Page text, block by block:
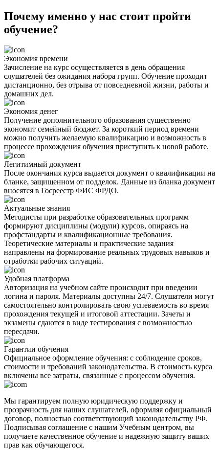
Почему именно у нас стоит пройти
обучение?
Экономия времени
Зачисление на курс осуществляется в день обращения
слушателей без ожидания набора групп. Обучение проходит
дистанционно, без отрыва от повседневной жизни, работы и
домашних дел.
Экономия денег
Получение дополнительного образования существенно
экономит семейный бюджет. За короткий период времени
можно получить желаемую квалификацию и возможность в
процессе прохождения обучения приступить к новой работе.
Легитимный документ
После окончания курса выдается документ о квалификации на
бланке, защищенном от подделок. Данные из бланка документ
вносятся в Госреестр ФИС ФРДО.
Актуальные знания
Методисты при разработке образовательных программ
формируют дисциплины (модули) курсов, опираясь на
профстандарты и квалификационные требования.
Теоретические материалы и практические задания
направлены на формирование реальных трудовых навыков и
отработки рабочих ситуаций.
Удобная платформа
Авторизация на учебном сайте происходит при введении
логина и пароля. Материалы доступны 24/7. Слушатели могут
самостоятельно контролировать свою успеваемость во время
прохождения текущей и итоговой аттестации. Зачеты и
экзамены сдаются в виде тестирования с возможностью
пересдачи.
Гарантии обучения
Официальное оформление обучения: с соблюдение сроков,
стоимости и требований законодательства. В стоимость курса
включены все затраты, связанные с процессом обучения.
Мы гарантируем полную юридическую поддержку и
прозрачность для наших слушателей, оформляя официальный
договор, полностью соответствующий законодательству РФ.
Подписывая соглашение с нашим Учебным центром, вы
получаете качественное обучение и надежную защиту ваших
прав как обучающегося.